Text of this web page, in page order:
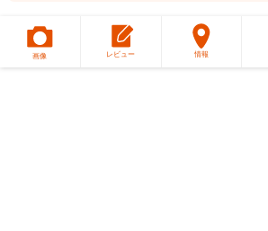
画像 レビュー 情報